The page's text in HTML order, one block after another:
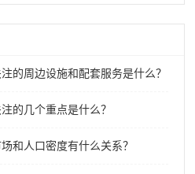
的周边设施和配套服务是什么？
的几个重点是什么？
和人口密度有什么关系？